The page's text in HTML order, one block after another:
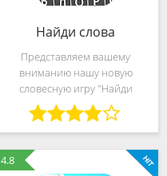
Найди слова
Представляем вашему
вниманию нашу новую
словесную игру "Найди
слова", которая построена по
концепции венгерского
кроссворда. В этой игре вам
необходимо искать слова в
большом квадрате и
4.8